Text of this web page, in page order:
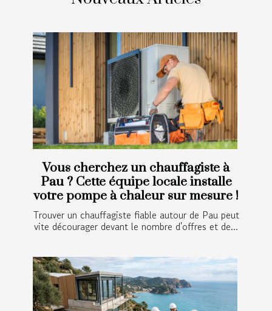
Vous cherchez un chauffagiste à
Pau ? Cette équipe locale installe
votre pompe à chaleur sur mesure !
Trouver un chauffagiste fiable autour de Pau peut
vite décourager devant le nombre d'offres et de...